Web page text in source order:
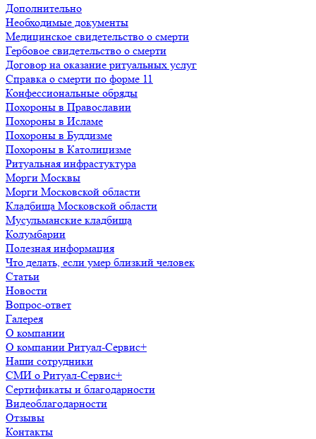
Дополнительно
Необходимые документы
Медицинское свидетельство о смерти
Гербовое свидетельство о смерти
Договор на оказание ритуальных услуг
Справка о смерти по форме 11
Конфессиональные обряды
Похороны в Православии
Похороны в Исламе
Похороны в Буддизме
Похороны в Католицизме
Ритуальная инфрастуктура
Морги Москвы
Морги Московской области
Кладбища Московской области
Мусульманские кладбища
Колумбарии
Полезная информация
Что делать, если умер близкий человек
Статьи
Новости
Вопрос-ответ
Галерея
О компании
О компании Ритуал-Сервис+
Наши сотрудники
СМИ о Ритуал-Сервис+
Сертификаты и благодарности
Видеоблагодарности
Отзывы
Контакты